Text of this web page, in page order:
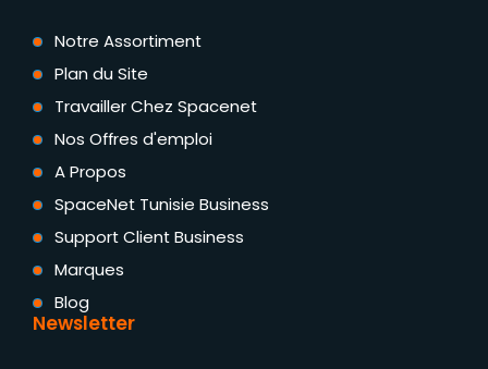
Notre Assortiment
Plan du Site
Travailler Chez Spacenet
Nos Offres d'emploi
A Propos
SpaceNet Tunisie Business
Support Client Business
Marques
Blog
Newsletter